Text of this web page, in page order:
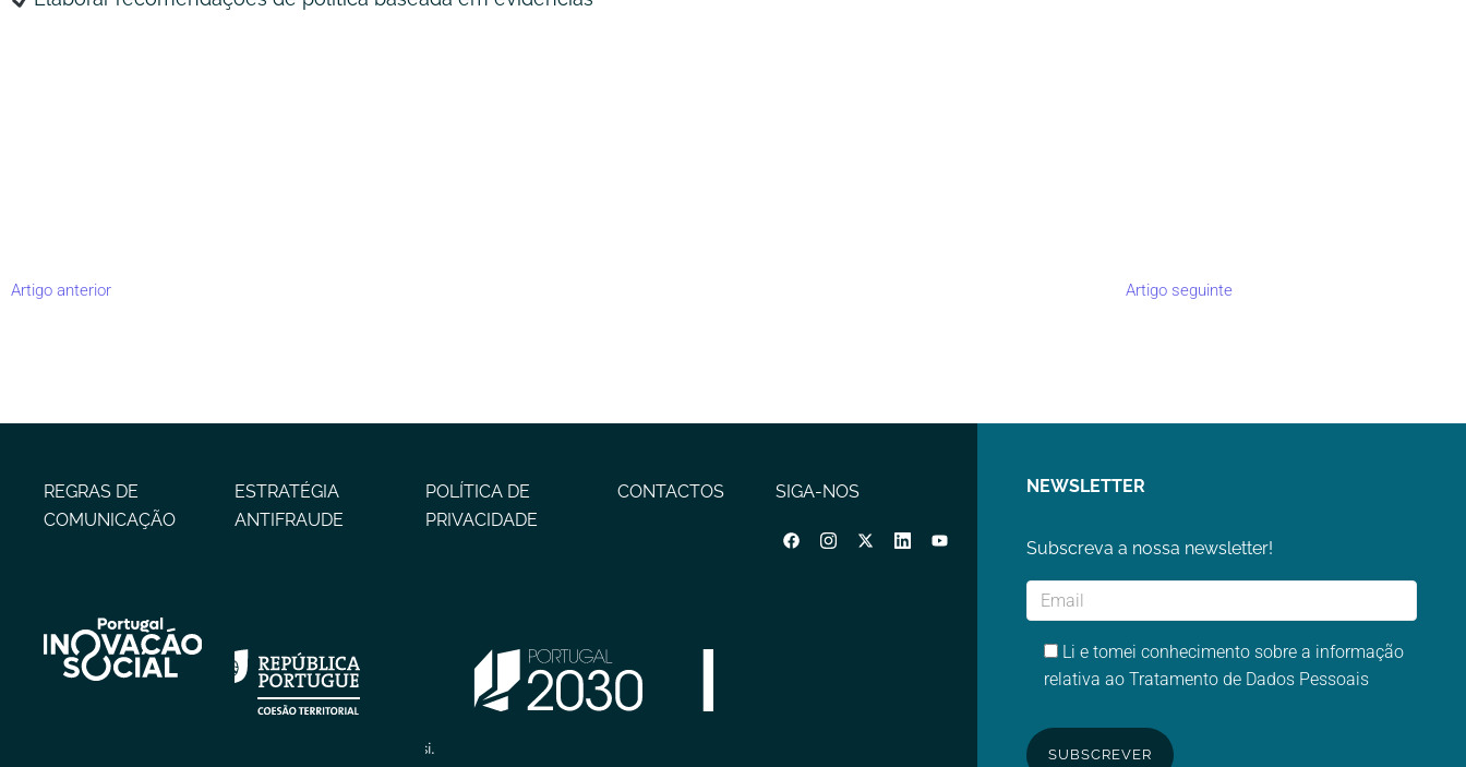
Artigo anterior Artigo seguinte
REGRAS DE
COMUNICAÇÃO
ESTRATÉGIA
ANTIFRAUDE
POLÍTICA DE
PRIVACIDADE
CONTACTOS SIGA-NOS NEWSLETTER
Subscreva a nossa newsletter!
Li e tomei conhecimento sobre a informação
relativa ao Tratamento de Dados Pessoais